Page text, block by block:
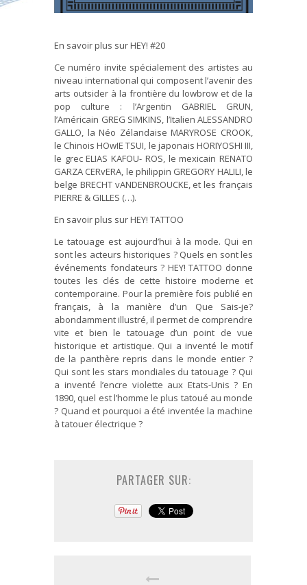
En savoir plus sur HEY! #20
Ce numéro invite spécialement des artistes au
niveau international qui composent l’avenir des
arts outsider à la frontière du lowbrow et de la
pop culture : l’Argentin GABRIEL GRUN,
l’Américain GREG SIMKINS, l’Italien ALESSANDRO
GALLO, la Néo Zélandaise MARYROSE CROOK,
le Chinois HOwIE TSUI, le japonais HORIYOSHI III,
le grec ELIAS KAFOU- ROS, le mexicain RENATO
GARZA CERvERA, le philippin GREGORY HALILI, le
belge BRECHT vANDENBROUCKE, et les français
PIERRE & GILLES (…).
En savoir plus sur HEY! TATTOO
Le tatouage est aujourd’hui à la mode. Qui en
sont les acteurs historiques ? Quels en sont les
événements fondateurs ? HEY! TATTOO donne
toutes les clés de cette histoire moderne et
contemporaine. Pour la première fois publié en
français, à la manière d’un Que Sais-je?
abondamment illustré, il permet de comprendre
vite et bien le tatouage d’un point de vue
historique et artistique. Qui a inventé le motif
de la panthère repris dans le monde entier ?
Qui sont les stars mondiales du tatouage ? Qui
a inventé l’encre violette aux Etats-Unis ? En
1890, quel est l’homme le plus tatoué au monde
? Quand et pourquoi a été inventée la machine
à tatouer électrique ?
PARTAGER SUR: